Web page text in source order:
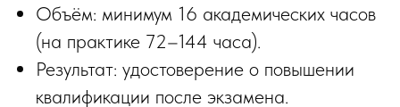
Объём: минимум 16 академических часов
(на практике 72–144 часа).
Результат: удостоверение о повышении
квалификации после экзамена.